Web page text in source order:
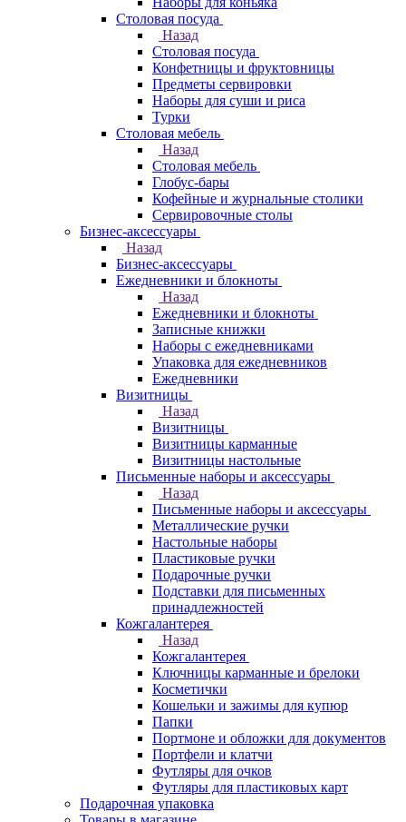
Столовая посуда
Назад
Столовая посуда
Конфетницы и фруктовницы
Предметы сервировки
Наборы для суши и риса
Турки
Столовая мебель
Назад
Столовая мебель
Глобус-бары
Кофейные и журнальные столики
Сервировочные столы
Бизнес-аксессуары
Назад
Бизнес-аксессуары
Ежедневники и блокноты
Назад
Ежедневники и блокноты
Записные книжки
Наборы с ежедневниками
Упаковка для ежедневников
Ежедневники
Визитницы
Назад
Визитницы
Визитницы карманные
Визитницы настольные
Письменные наборы и аксессуары
Назад
Письменные наборы и аксессуары
Металлические ручки
Настольные наборы
Пластиковые ручки
Подарочные ручки
Подставки для письменных
принадлежностей
Кожгалантерея
Назад
Кожгалантерея
Ключницы карманные и брелоки
Косметички
Кошельки и зажимы для купюр
Папки
Портмоне и обложки для документов
Портфели и клатчи
Футляры для очков
Футляры для пластиковых карт
Подарочная упаковка